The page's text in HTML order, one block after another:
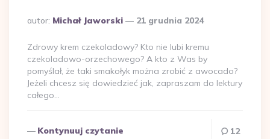
Dodane
autor: Michał Jaworski 21 grudnia 2024
Zdrowy krem czekoladowy? Kto nie lubi kremu
czekoladowo-orzechowego? A kto z Was by
pomyślał, że taki smakołyk można zrobić z awocado?
Jeżeli chcesz się dowiedzieć jak, zapraszam do lektury
całego…
Kontynuuj czytanie 12